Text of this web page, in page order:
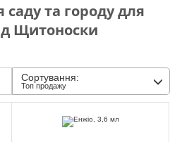
та городу для
Щитоноски
Сортування:
Топ продажу